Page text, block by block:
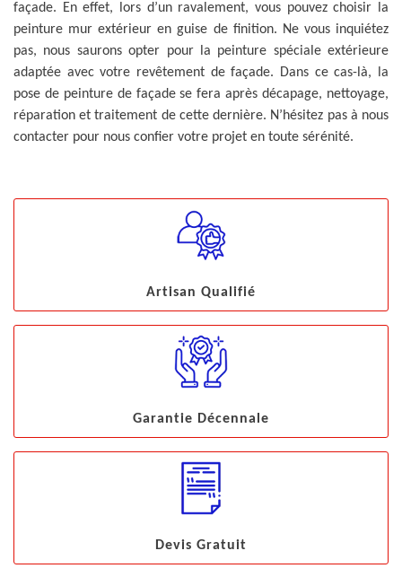
façade. En effet, lors d’un ravalement, vous pouvez choisir la
peinture mur extérieur en guise de finition. Ne vous inquiétez
pas, nous saurons opter pour la peinture spéciale extérieure
adaptée avec votre revêtement de façade. Dans ce cas-là, la
pose de peinture de façade se fera après décapage, nettoyage,
réparation et traitement de cette dernière. N’hésitez pas à nous
contacter pour nous confier votre projet en toute sérénité.
Artisan Qualifié
Garantie Décennale
Devis Gratuit